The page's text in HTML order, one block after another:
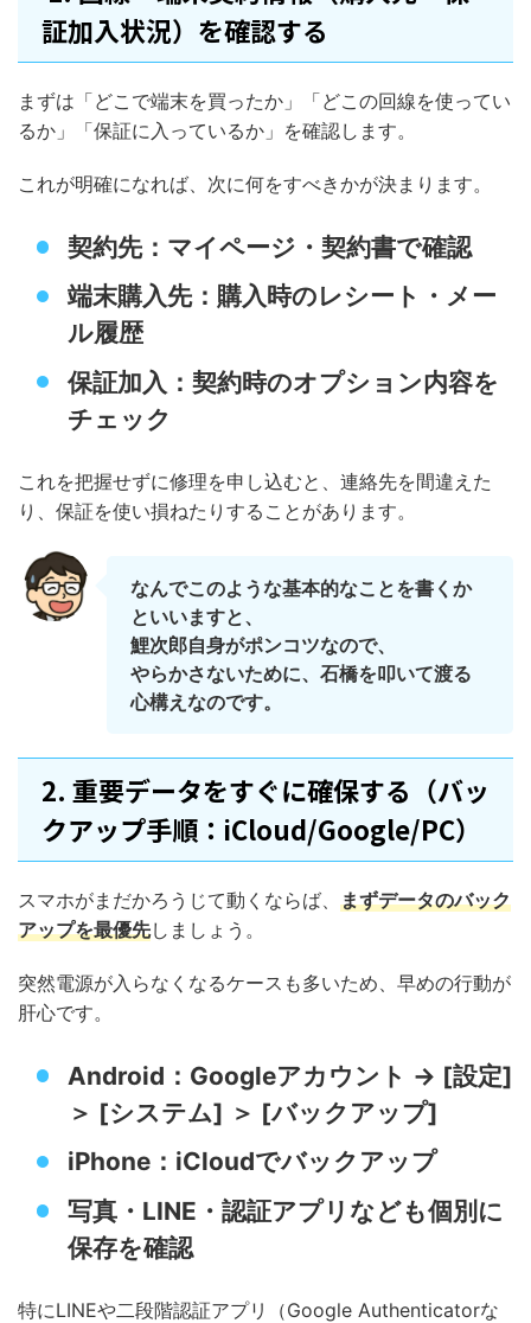
証加入状況）を確認する
まずは「どこで端末を買ったか」「どこの回線を使ってい
るか」「保証に入っているか」を確認します。
これが明確になれば、次に何をすべきかが決まります。
契約先：マイページ・契約書で確認
端末購入先：購入時のレシート・メー
ル履歴
保証加入：契約時のオプション内容を
チェック
これを把握せずに修理を申し込むと、連絡先を間違えた
り、保証を使い損ねたりすることがあります。
なんでこのような基本的なことを書くか
といいますと、
鯉次郎自身がポンコツなので、
やらかさないために、石橋を叩いて渡る
心構えなのです。
2. 重要データをすぐに確保する（バッ
クアップ手順：iCloud/Google/PC）
スマホがまだかろうじて動くならば、 まずデータのバック
アップを最優先しましょう。
突然電源が入らなくなるケースも多いため、早めの行動が
肝心です。
Android：Googleアカウント → [設定]
＞ [システム] ＞ [バックアップ]
iPhone：iCloudでバックアップ
写真・LINE・認証アプリなども個別に
保存を確認
特にLINEや二段階認証アプリ（Google Authenticatorな